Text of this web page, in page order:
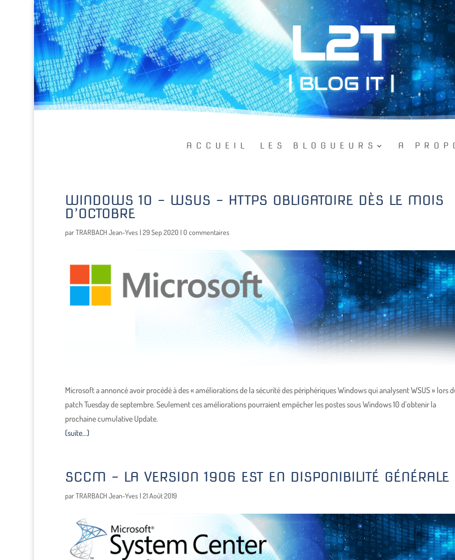
L2T
| BLOG IT |
ACCUEIL LES BLOGUEURS A
WINDOWS 10 – WSUS – HTTPS OBLIGATOIRE DÈS LE MOIS
D’OCTOBRE
parTRARBACH Jean-Yves | 29 Sep 2020 | 0 commentaires
Microsoft a annoncé avoir procédé à des « améliorations de la sécurité des périphériques Windows qui analysent WSUS » lors
patch Tuesday de septembre. Seulement ces améliorations pourraient empêcher les postes sous Windows 10 d’obtenir la
prochaine cumulative Update.
(suite…)
SCCM – LA VERSION 1906 EST EN DISPONIBILITÉ GÉNÉRALE
parTRARBACH Jean-Yves | 21 Août 2019